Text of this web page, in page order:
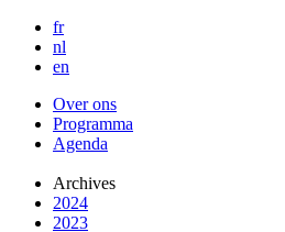
fr
nl
en
Over ons
Programma
Agenda
Archives
2024
2023